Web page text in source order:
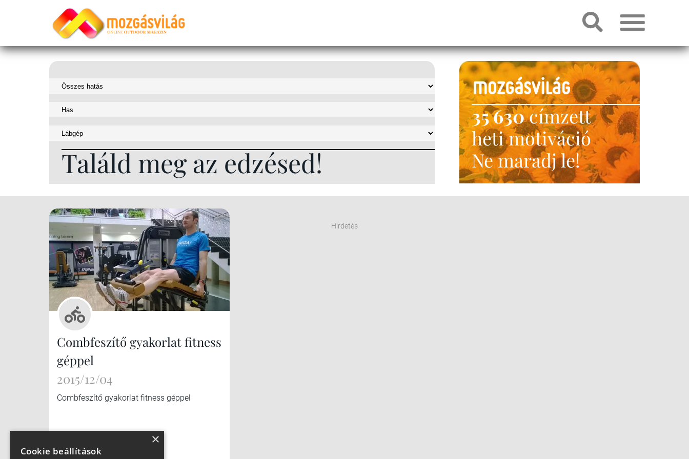
Találd meg az edzésed!
35 630címzett
heti motiváció
Ne maradj le!
Combfeszítő gyakorlat fitness
géppel
2015/12/04
Combfeszítő gyakorlat fitness géppel
Hirdetés
×
Cookie beállítások